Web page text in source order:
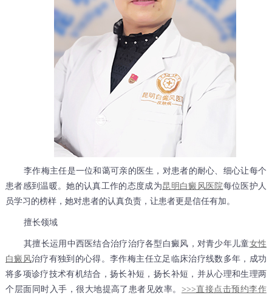
李作梅主任是一位和蔼可亲的医生，对患者的耐心、细心让每个
患者感到温暖。她的认真工作的态度成为昆明白癜风医院每位医护人
员学习的榜样，她对患者的认真负责，让患者更是信任有加。
擅长领域
其擅长运用中西医结合治疗治疗各型白癜风，对青少年儿童女性
白癜风治疗有独到的心得。李作梅主任立足临床治疗线数多年，成功
将多项诊疗技术有机结合，扬长补短，扬长补短，并从心理和生理两
个层面同时入手，很大地提高了患者见效率。 >>>直接点击预约李作